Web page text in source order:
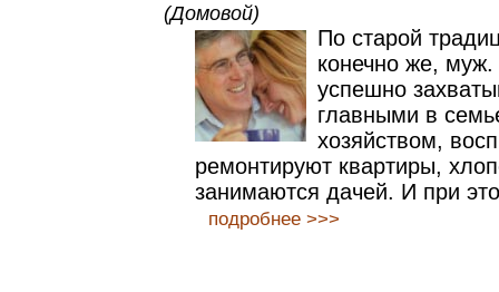
(Домовой)
По старой
конечно же,
успешно
главными в
хозяйством,
ремонтируют квартиры,
занимаются дачей. И при
подробнее >>>